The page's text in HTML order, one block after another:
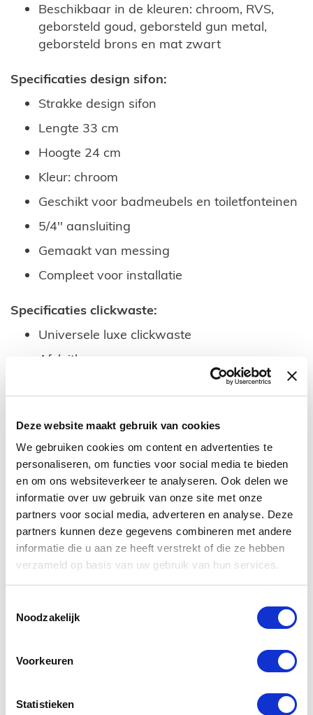
Deze website maakt gebruik van cookies
We gebruiken cookies om content en advertenties te
personaliseren, om functies voor social media te bieden
en om ons websiteverkeer te analyseren. Ook delen we
informatie over uw gebruik van onze site met onze
partners voor social media, adverteren en analyse. Deze
partners kunnen deze gegevens combineren met andere
informatie die u aan ze heeft verstrekt of die ze hebben
verzameld op basis van uw gebruik van hun services.
Noodzakelijk
Voorkeuren
Statistieken
Beschikbaar in de kleuren: chroom, RVS,
geborsteld goud, geborsteld gun metal,
geborsteld brons en mat zwart
Specificaties design sifon:
Strakke design sifon
Lengte 33 cm
Hoogte 24 cm
Kleur: chroom
Geschikt voor badmeubels en toiletfonteinen
5/4'' aansluiting
Gemaakt van messing
Compleet voor installatie
Specificaties clickwaste:
Universele luxe clickwaste
Afsluitbaar
Kleur: chroom
vierkant model
Geschikt voor badmeubels en toiletfonteinen
Compleet voor installatie
Deze set bestaat uit de volgende onderdelen:
Waskom
Hoge opbouwkraan
Design sifon
Wilt u dezelfde waskom maar met een andere
waskomset maar met een inbouw kraan? Kijk